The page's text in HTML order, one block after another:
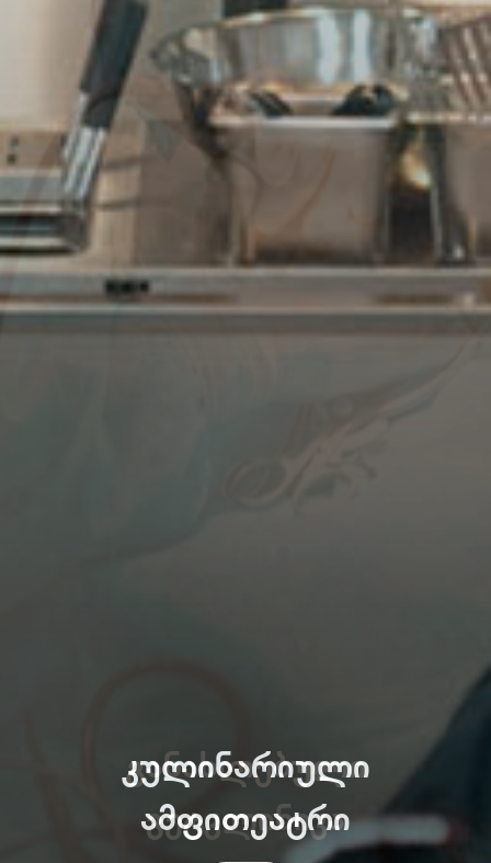
კულინარიული
ამფითეატრი